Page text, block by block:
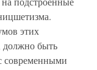
этих
должно быть
современными